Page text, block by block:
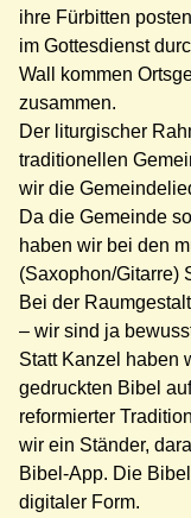
ihre Fürbitten
im Gottesdienst
Wall kommen
zusammen.
Der l iturgischer
traditionellen
wir die
Da die Gemeinde
haben wir bei den
(Saxophon/Gitarre)
Bei der
– wir sind ja
Statt Kanzel haben
gedruckten Bibel
reformierter
wir ein Ständer,
Bibel-App. Die
digitaler Form.